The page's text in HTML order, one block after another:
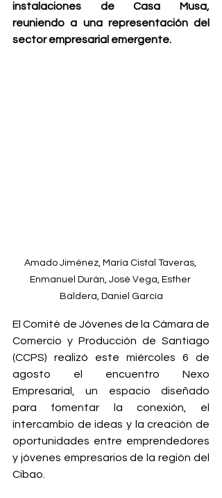
instalaciones de Casa Musa,
reuniendo a una representación del
sector empresarial emergente.
Amado Jiménez, María Cistal Taveras,
Enmanuel Durán, José Vega, Esther
Baldera, Daniel García
El Comité de Jóvenes de la Cámara de
Comercio y Producción de Santiago
(CCPS) realizó este miércoles 6 de
agosto el encuentro Nexo
Empresarial, un espacio diseñado
para fomentar la conexión, el
intercambio de ideas y la creación de
oportunidades entre emprendedores
y jóvenes empresarios de la región del
Cibao.